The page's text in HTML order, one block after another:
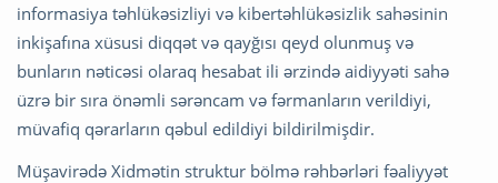
informasiya təhlükəsizliyi və kibertəhlükəsizlik sahəsinin
inkişafına xüsusi diqqət və qayğısı qeyd olunmuş və
bunların nəticəsi olaraq hesabat ili ərzində aidiyyəti sahə
üzrə bir sıra önəmli sərəncam və fərmanların verildiyi,
müvafiq qərarların qəbul edildiyi bildirilmişdir.
Müşavirədə Xidmətin struktur bölmə rəhbərləri fəaliyyət